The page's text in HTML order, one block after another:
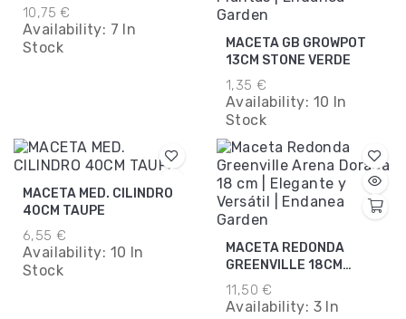
10,75 €
Availability: 7 In
Stock
MACETA GB GROWPOT
13CM STONE VERDE
1,35 €
Availability: 10 In
Stock
MACETA MED. CILINDRO
40CM TAUPE
6,55 €
Availability: 10 In
Stock
MACETA REDONDA
GREENVILLE 18CM
ARENA DORADA
11,50 €
Availability: 3 In